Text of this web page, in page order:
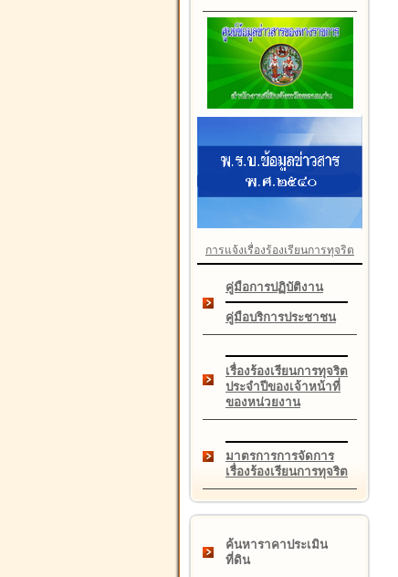
การแจ้งเรื่องร้องเรียนการทุจริต
คู่มือการปฏิบัติงาน
คู่มือบริการประชาชน
เรื่องร้องเรียนการทุจริต
ประจำปีของเจ้าหน้าที่
ของหน่วยงาน
มาตรการการจัดการ
เรื่องร้องเรียนการทุจริต
ค้นหาราคาประเมิน
ที่ดิน